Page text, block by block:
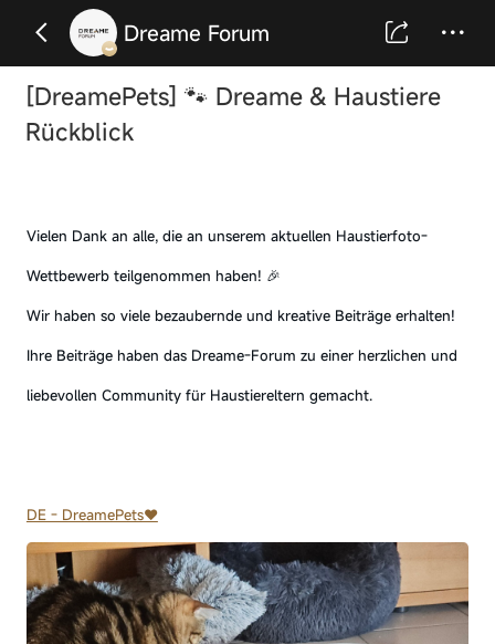
Dreame Forum
[DreamePets] 🐾 Dreame & Haustiere
Rückblick
Vielen Dank an alle, die an unserem aktuellen Haustierfoto-
Wettbewerb teilgenommen haben! 🎉
Wir haben so viele bezaubernde und kreative Beiträge erhalten!
Ihre Beiträge haben das Dreame-Forum zu einer herzlichen und
liebevollen Community für Haustiereltern gemacht.
DE - DreamePets♥️